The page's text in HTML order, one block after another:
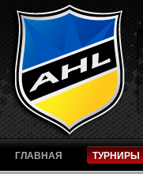
4
4
26.07.26 (ШАЛ)
БЕРКУТ
Альянс
ГЛАВНАЯ ТУРНИРЫ